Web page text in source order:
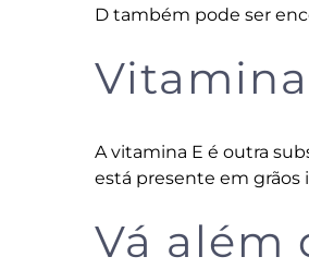
D também pode ser
A vitamina E é outra
está presente em grãos
Vá além